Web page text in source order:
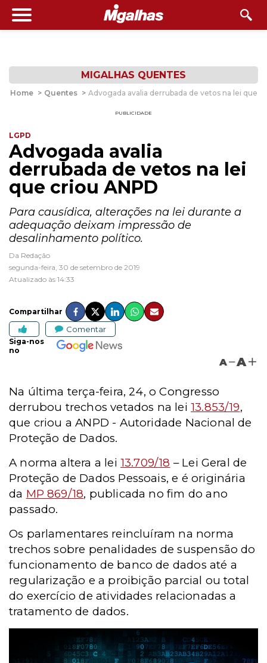
MIGALHAS QUENTES
Home > Quentes > Advogada avalia derrubada de vetos na lei que
PUBLICIDADE
LGPD
Advogada avalia
derrubada de vetos na lei
que criou ANPD
Para causídica, alterações na lei durante a
adequação deixam impressão de
desalinhamento político.
Da Redação
segunda-feira, 30 de setembro de 2019
Atualizado às 14:33
Compartilhar
Comentar
Siga-nos
no
A A
Na última terça-feira, 24, o Congresso
derrubou trechos vetados na lei 13.853/19,
que criou a ANPD - Autoridade Nacional de
Proteção de Dados.
A norma altera a lei 13.709/18 – Lei Geral de
Proteção de Dados Pessoais, e é originária
da MP 869/18, publicada no fim do ano
passado.
Os parlamentares reincluíram na norma
trechos sobre penalidades de suspensão do
funcionamento de banco de dados até a
regularização e a proibição parcial ou total
do exercício de atividades relacionadas a
tratamento de dados.